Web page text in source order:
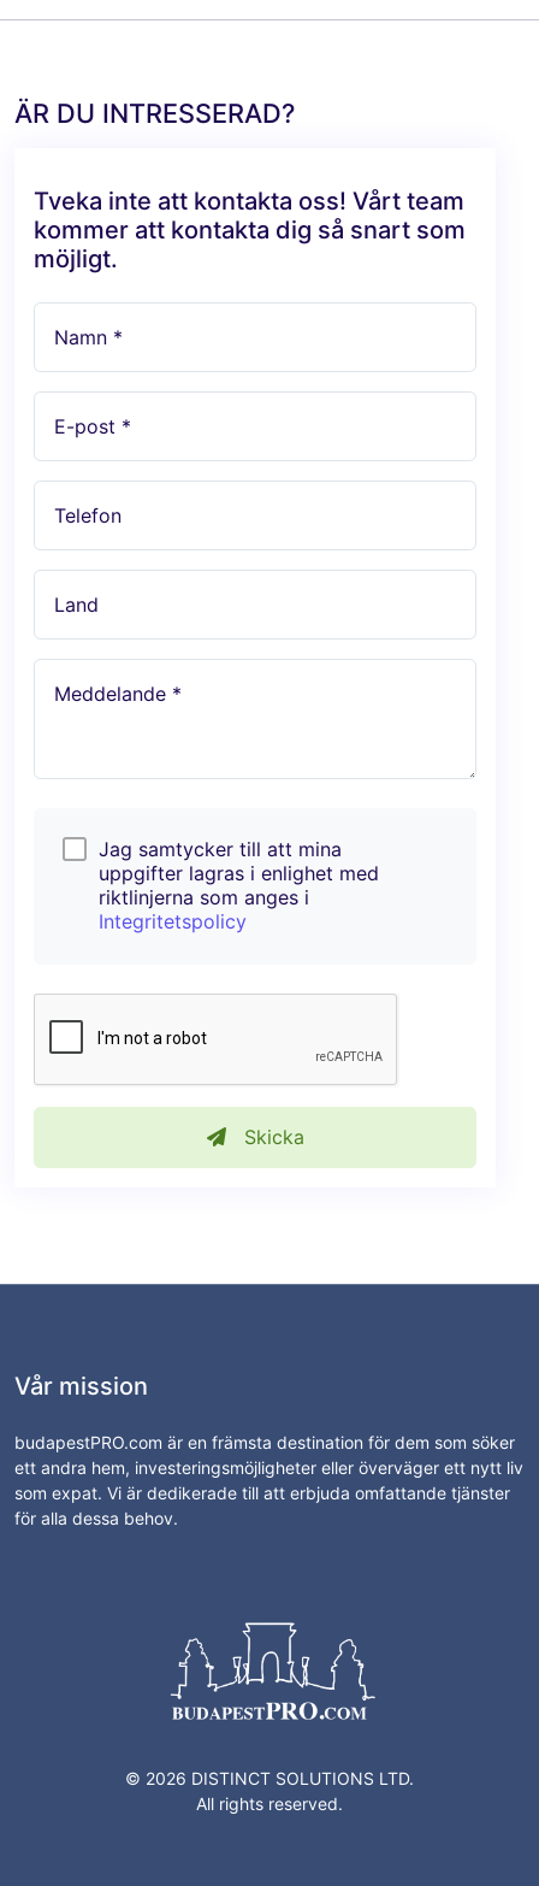
ÄR DU INTRESSERAD?
Tveka inte att kontakta oss! Vårt team
kommer att kontakta dig så snart som
möjligt.
Namn *
E-post *
Telefon
Land
Meddelande *
Jag samtycker till att mina
uppgifter lagras i enlighet med
riktlinjerna som anges i
Integritetspolicy
Skicka
Vår mission
budapestPRO.com är en främsta destination för dem som söker
ett andra hem, investeringsmöjligheter eller överväger ett nytt liv
som expat. Vi är dedikerade till att erbjuda omfattande tjänster
för alla dessa behov.
© 2026 DISTINCT SOLUTIONS LTD.
All rights reserved.